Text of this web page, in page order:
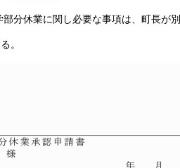
分休業に関し必要な事項は、町長が別
。